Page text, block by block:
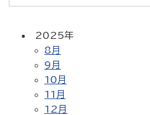
2025年
8月
9月
10月
11月
12月